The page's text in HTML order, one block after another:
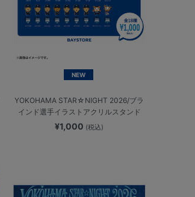
NEW
YOKOHAMA STAR☆NIGHT 2026/ブラ
インド選手イラストアクリルスタンド
¥1,000 (税込)